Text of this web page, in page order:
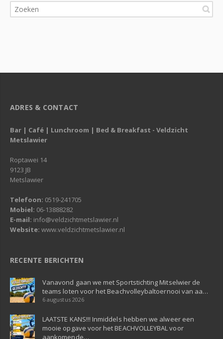
ADRES & CONTACT
Bar | Café | Lunchroom | Bed & Breakfast - Veldzicht
Metslawier
Roptawei 14
9123 JB
Metslawier
Telefoon: 0519-241705
Mobiel: 06-13888282
E-mail: info@veldzichtmetslawier.nl
Website: www.veldzichtmetslawier.nl
RECENTE BERICHTEN
Vanavond gaan we met Sportstichting Mitselwier de
teams loten voor het Beachvolleybaltoernooi van aa…
6 augustus 2026
LAATSTE KANS!!! Inmiddels hebben we alweer een
mooie opgave voor het BEACHVOLLEYBAL voor
aankomende…